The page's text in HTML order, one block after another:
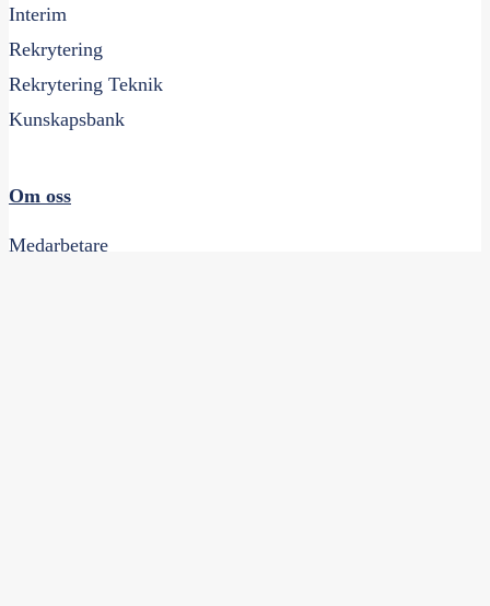
Interim
Rekrytering
Rekrytering Teknik
Kunskapsbank
Om oss
Medarbetare